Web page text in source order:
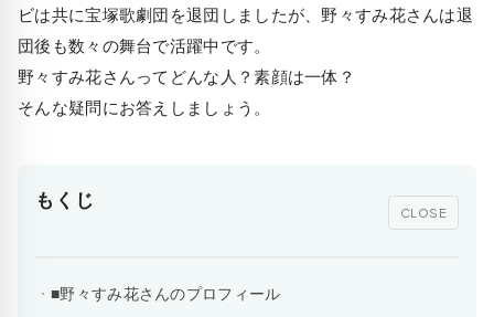
ビは共に宝塚歌劇団を退団しましたが、野々すみ花さんは退
団後も数々の舞台で活躍中です。
野々すみ花さんってどんな人？素顔は一体？
そんな疑問にお答えしましょう。
もくじ
CLOSE
■野々すみ花さんのプロフィール